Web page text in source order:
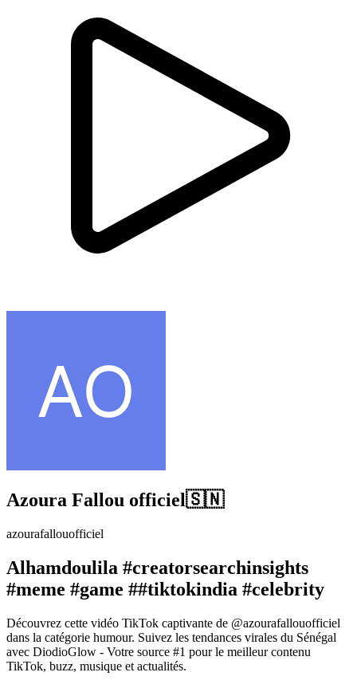
Azoura Fallou officiel🇸🇳
azourafallouofficiel
Alhamdoulila #creatorsearchinsights
#meme #game ##tiktokindia #celebrity
Découvrez cette vidéo TikTok captivante de @azourafallouofficiel
dans la catégorie humour. Suivez les tendances virales du Sénégal
avec DiodioGlow - Votre source #1 pour le meilleur contenu
TikTok, buzz, musique et actualités.